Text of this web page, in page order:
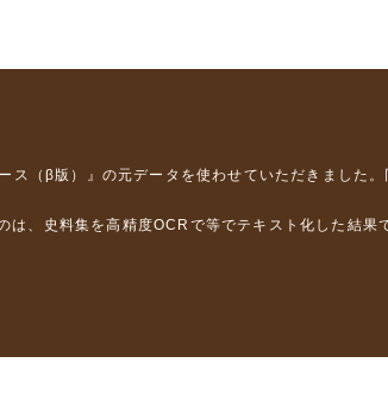
ス（β版）』 の元データを使わせていただきました
、史料集を高精度OCRで等でテキスト化した結